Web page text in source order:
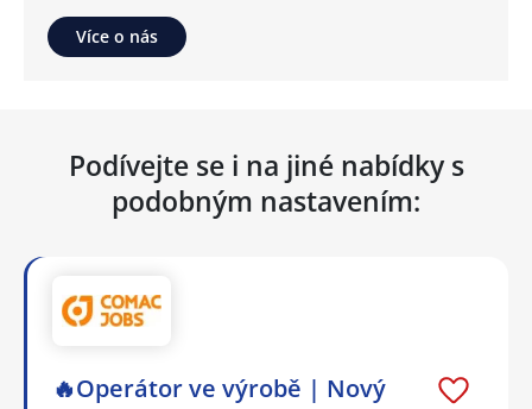
Více o nás
Podívejte se i na jiné nabídky s
podobným nastavením:
🔥Operátor ve výrobě | Nový